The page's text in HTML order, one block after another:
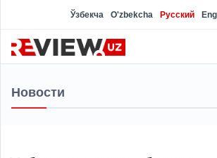
Ўзбекча O'zbekcha Русский
Новости